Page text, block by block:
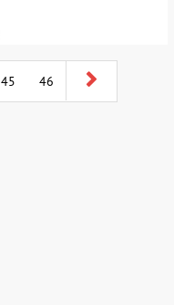
45 46